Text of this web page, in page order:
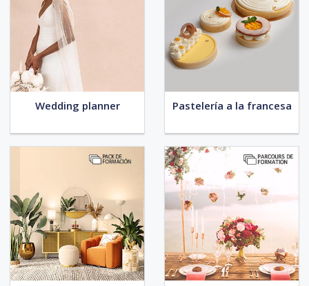
Wedding planner Pastelería a la francesa